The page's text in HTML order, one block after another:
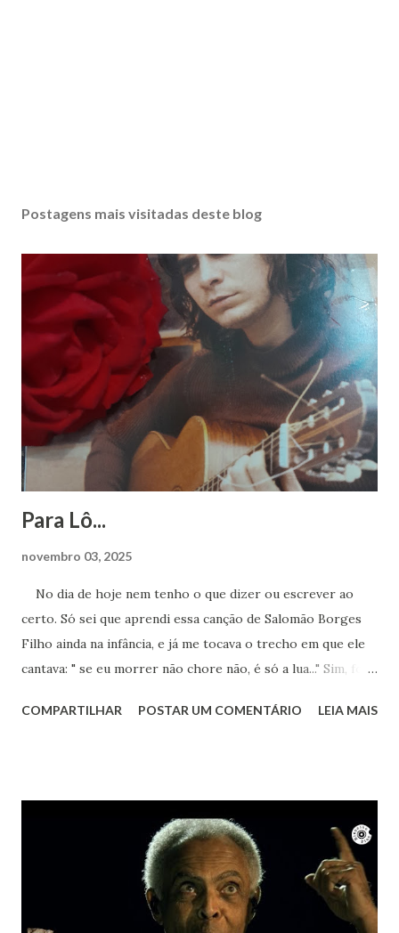
Postagens mais visitadas deste blog
Para Lô...
novembro 03, 2025
No dia de hoje nem tenho o que dizer ou escrever ao
certo. Só sei que aprendi essa canção de Salomão Borges
Filho ainda na infância, e já me tocava o trecho em que ele
cantava: " se eu morrer não chore não, é só a lua..." Sim, foi a
obra. Achei este registro de 2023, num dia que essa música
Cabelo". Vai em paz Lô... Obrigada por tanto.
COMPARTILHAR POSTAR UM COMENTÁRIO LEIA MAIS